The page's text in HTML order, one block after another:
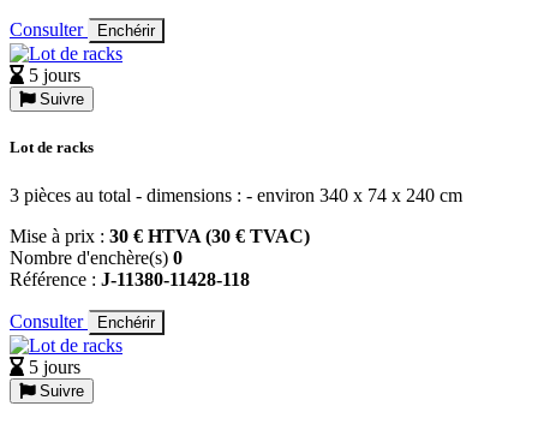
Consulter Enchérir
5 jours
Suivre
Lot de racks
3 pièces au total - dimensions : - environ 340 x 74 x 240 cm
Mise à prix : 30 € HTVA (30 € TVAC)
Nombre d'enchère(s) 0
Référence : J-11380-11428-118
Consulter Enchérir
5 jours
Suivre